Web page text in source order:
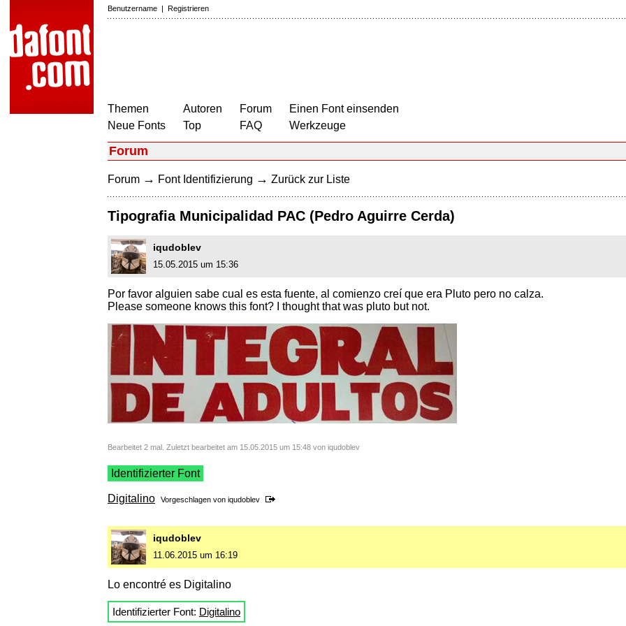
Benutzername | Registrieren
Themen
Neue Fonts
Autoren
Top
Forum
FAQ
Einen Font einsenden
Werkzeuge
Forum
Forum → Font Identifizierung → Zurück zur Liste
Tipografia Municipalidad PAC (Pedro Aguirre Cerda)
iqudoblev
15.05.2015 um 15:36
Por favor alguien sabe cual es esta fuente, al comienzo creí que era Pluto pero no calza.
Please someone knows this font? I thought that was pluto but not.
Bearbeitet 2 mal. Zuletzt bearbeitet am 15.05.2015 um 15:48 von iqudoblev
Identifizierter Font
Digitalino Vorgeschlagen von iqudoblev
iqudoblev
11.06.2015 um 16:19
Lo encontré es Digitalino
Identifizierter Font: Digitalino